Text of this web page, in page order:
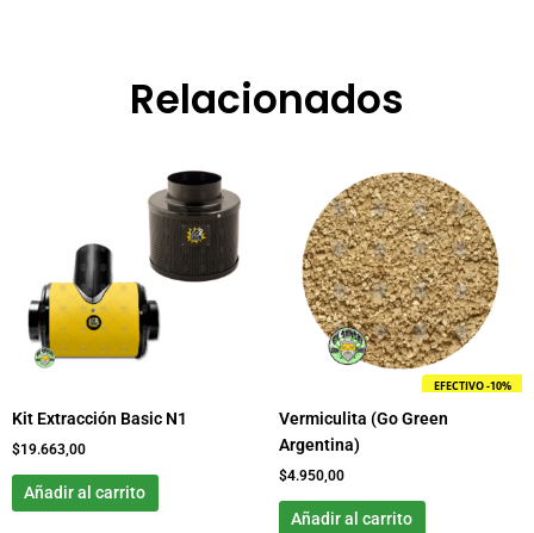
Relacionados
Kit Extracción Basic N1
$19.663,00
Añadir al carrito
EFECTIVO -10%
Vermiculita (Go Green
Argentina)
$4.950,00
Añadir al carrito